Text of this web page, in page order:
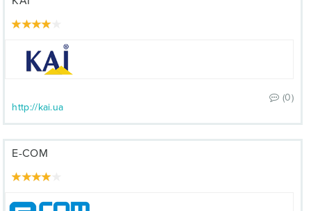
(0)
http://kai.ua
E-COM